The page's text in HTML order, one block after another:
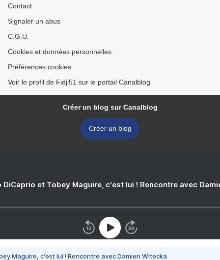
Contact
Signaler un abus
C.G.U.
Cookies et données personnelles
Préférences cookies
Voir le profil de Fidji51 sur le portail Canalblog
Créer un blog sur Canalblog
Créer un blog
DiCaprio et Tobey Maguire, c'est lui ! Rencontre avec
Maguire, c'est lui ! Rencontre avec Damien Witecka